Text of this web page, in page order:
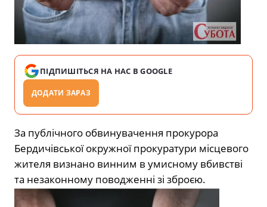
ПІДПИШІТЬСЯ НА НАС В GOOGLE
ДОДАТИ ЗАРАЗ
За публічного обвинувачення прокурора
Бердичівської окружної прокуратури місцевого
жителя визнано винним в умисному вбивстві
та незаконному поводженні зі зброєю.